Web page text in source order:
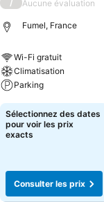
/ Aucune évaluation
Fumel, France
Wi-Fi gratuit
Climatisation
Parking
Consulter les prix
Sélectionnez des dates
pour voir les prix
exacts
Consulter les prix